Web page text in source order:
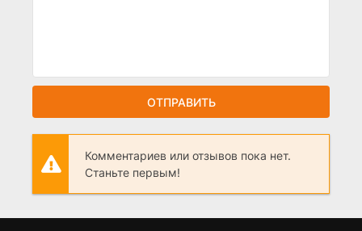
ОТПРАВИТЬ
Комментариев или отзывов пока нет.
Станьте первым!